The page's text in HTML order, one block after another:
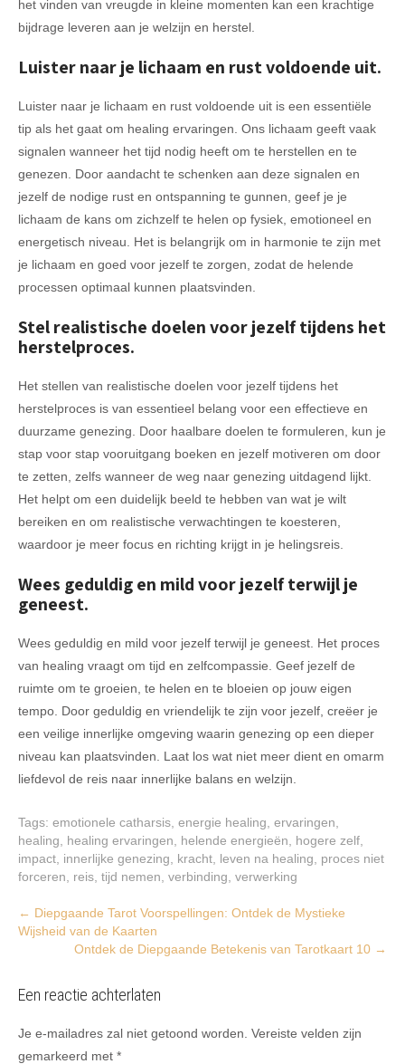
het vinden van vreugde in kleine momenten kan een krachtige
bijdrage leveren aan je welzijn en herstel.
Luister naar je lichaam en rust voldoende uit.
Luister naar je lichaam en rust voldoende uit is een essentiële
tip als het gaat om healing ervaringen. Ons lichaam geeft vaak
signalen wanneer het tijd nodig heeft om te herstellen en te
genezen. Door aandacht te schenken aan deze signalen en
jezelf de nodige rust en ontspanning te gunnen, geef je je
lichaam de kans om zichzelf te helen op fysiek, emotioneel en
energetisch niveau. Het is belangrijk om in harmonie te zijn met
je lichaam en goed voor jezelf te zorgen, zodat de helende
processen optimaal kunnen plaatsvinden.
Stel realistische doelen voor jezelf tijdens het
herstelproces.
Het stellen van realistische doelen voor jezelf tijdens het
herstelproces is van essentieel belang voor een effectieve en
duurzame genezing. Door haalbare doelen te formuleren, kun je
stap voor stap vooruitgang boeken en jezelf motiveren om door
te zetten, zelfs wanneer de weg naar genezing uitdagend lijkt.
Het helpt om een duidelijk beeld te hebben van wat je wilt
bereiken en om realistische verwachtingen te koesteren,
waardoor je meer focus en richting krijgt in je helingsreis.
Wees geduldig en mild voor jezelf terwijl je
geneest.
Wees geduldig en mild voor jezelf terwijl je geneest. Het proces
van healing vraagt om tijd en zelfcompassie. Geef jezelf de
ruimte om te groeien, te helen en te bloeien op jouw eigen
tempo. Door geduldig en vriendelijk te zijn voor jezelf, creëer je
een veilige innerlijke omgeving waarin genezing op een dieper
niveau kan plaatsvinden. Laat los wat niet meer dient en omarm
liefdevol de reis naar innerlijke balans en welzijn.
Tags: emotionele catharsis energie healing ervaringen
healing
healing ervaringen helende energieën hogere zelf
impact innerlijke genezing kracht leven na healing
proces niet
forceren
reis tijd nemen verbinding verwerking
Post
navigation
← Diepgaande Tarot Voorspellingen: Ontdek de Mystieke
Wijsheid van de Kaarten
Ontdek de Diepgaande Betekenis van Tarotkaart 10 →
Een reactie achterlaten
Je e-mailadres zal niet getoond worden. Vereiste velden zijn
gemarkeerd met *